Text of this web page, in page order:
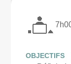
OBJECTIFS